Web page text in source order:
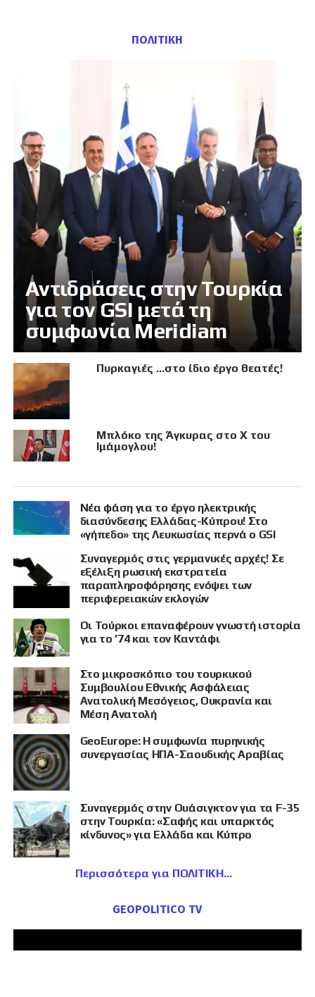
ΠΟΛΙΤΙΚΗ
Αντιδράσεις στην Τουρκία
για τον GSI μετά τη
συμφωνία Meridiam
Πυρκαγιές …στο ίδιο έργο θεατές!
Μπλόκο της Άγκυρας στο X του
Ιμάμογλου!
Νέα φάση για το έργο ηλεκτρικής
διασύνδεσης Ελλάδας-Κύπρου! Στο
«γήπεδο» της Λευκωσίας περνά ο GSI
Συναγερμός στις γερμανικές αρχές! Σε
εξέλιξη ρωσική εκστρατεία
παραπληροφόρησης ενόψει των
περιφερειακών εκλογών
Οι Τούρκοι επαναφέρουν γνωστή ιστορία
για το ’74 και τον Καντάφι
Στο μικροσκόπιο του τουρκικού
Συμβουλίου Εθνικής Ασφάλειας
Ανατολική Μεσόγειος, Ουκρανία και
Μέση Ανατολή
GeoEurope: Η συμφωνία πυρηνικής
συνεργασίας ΗΠΑ-Σαουδικής Αραβίας
Συναγερμός στην Ουάσιγκτον για τα F-35
στην Τουρκία: «Σαφής και υπαρκτός
κίνδυνος» για Ελλάδα και Κύπρο
Περισσότερα για ΠΟΛΙΤΙΚΗ
GEOPOLITICO TV